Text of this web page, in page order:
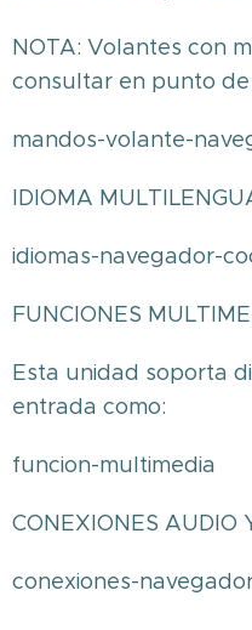
NOTA: Volantes con
consultar en punto
mandos-volante-
IDIOMA
idiomas-navegador-
FUNCIONES
Esta unidad soporta
entrada como:
funcion-multimedia
CONEXIONES AUDIO
conexiones-